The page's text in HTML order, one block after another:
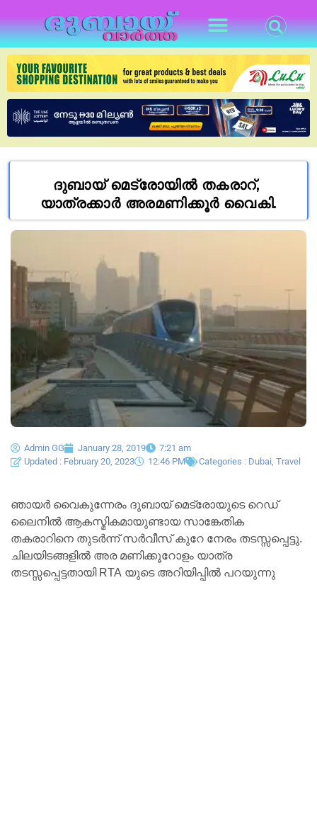
ദുബായ് മെട്രോയിൽ തകരാറ്,
യാത്രക്കാർ അരമണിക്കൂർ വൈകി.
Admin GG January 28, 2019
7:21 am
Updated : February 20, 2023
12:46 PM Categories : Dubai, Travel
ഞായർ വൈകുന്നേരം ദുബായ് മെട്രോയുടെ റെഡ്
ലൈനിൽ ആകസ്മികമായുണ്ടായ സാങ്കേതിക
തകരാറിനെ തുടർന്ന് സർവീസ് കുറേ നേരം തടസ്സപ്പെട്ടു.
ചിലയിടങ്ങളിൽ അര മണിക്കൂറോളം യാത്ര
തടസ്സപ്പെട്ടതായി RTA യുടെ അറിയിപ്പിൽ പറയുന്നു